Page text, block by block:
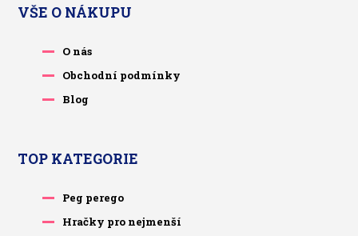
VŠE O NÁKUPU
O nás
Obchodní podmínky
Blog
TOP KATEGORIE
Peg perego
Hračky pro nejmenší